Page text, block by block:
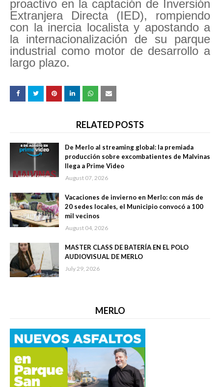
proactivo en la captación de Inversión
Extranjera Directa (IED), rompiendo
con la inercia localista y apostando a
la internacionalización de su parque
industrial como motor de desarrollo a
largo plazo.
RELATED POSTS
De Merlo al streaming global: la premiada
producción sobre excombatientes de Malvinas
llega a Prime Video
August 07, 2026
Vacaciones de invierno en Merlo: con más de
20 sedes locales, el Municipio convocó a 100
mil vecinos
August 04, 2026
MASTER CLASS DE BATERÍA EN EL POLO
AUDIOVISUAL DE MERLO
July 29, 2026
MERLO